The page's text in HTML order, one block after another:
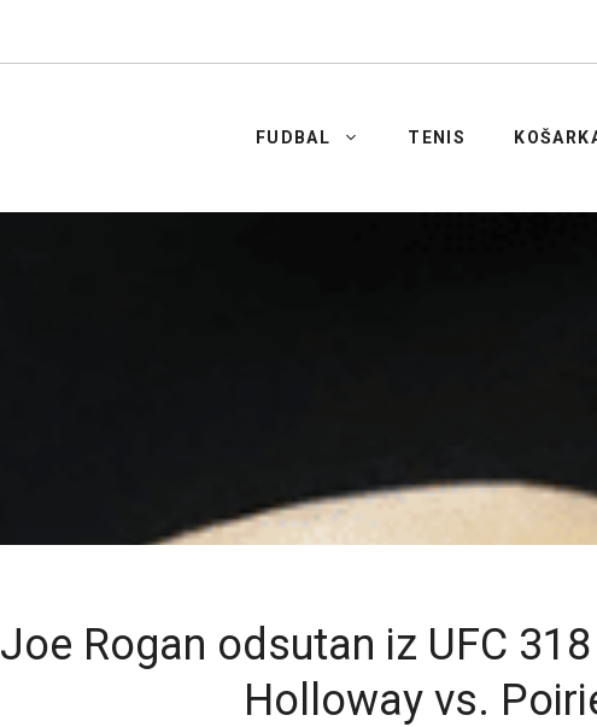
FUDBAL TENIS
Joe Rogan odsutan iz UFC
Holloway vs.